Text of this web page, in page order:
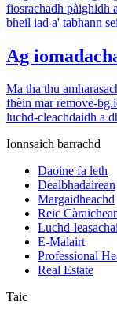
fiosrachadh pàighidh
bheil iad a' tabhann
Ag
Ma tha thu
fhèin mar remove-
luchd-cleachdaidh a
Ionnsaich barrachd
Daoine fa leth
Dealbhadairean
Margaidheachd
Reic
Luchd-
E-Malairt
Professional
Real Estate
Taic